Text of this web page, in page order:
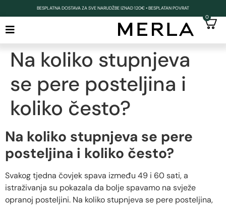
BESPLATNA DOSTAVA ZA SVE NARUDŽBE IZNAD 120€ • BESPLATAN POVRAT
0
Na koliko stupnjeva
se pere posteljina i
koliko često?
Na koliko stupnjeva se pere
posteljina i koliko često?
Svakog tjedna čovjek spava između 49 i 60 sati, a
istraživanja su pokazala da bolje spavamo na svježe
opranoj posteljini. Na koliko stupnjeva se pere posteljina,